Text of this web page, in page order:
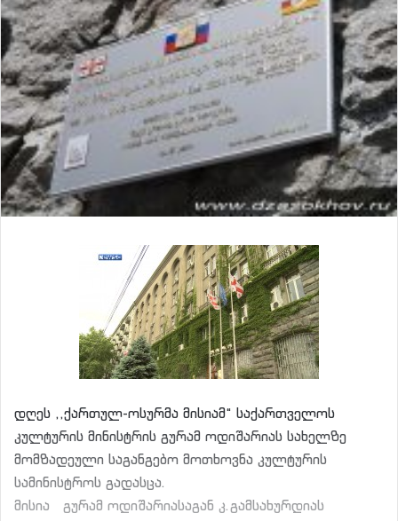
დღეს ,,ქართულ-ოსურმა მისიამ“ საქართველოს
კულტურის მინისტრის გურამ ოდიშარიას სახელზე
მომზადეული საგანგებო მოთხოვნა კულტურის
სამინისტროს გადასცა.
მისია გურამ ოდიშარიასაგან კ.გამსახურდიას